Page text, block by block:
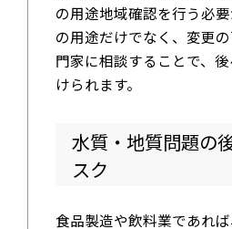
の用途地域確認を行う必
の用途だけでなく、変更
門家に相談することで、
けられます。
水質・地質問題の
スク
食品製造や飲料業であれ